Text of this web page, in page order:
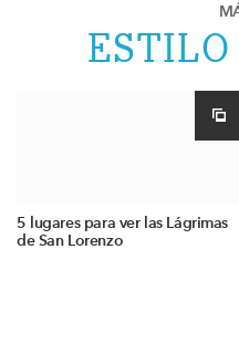
5 lugares para ver las Lágrimas
de San Lorenzo